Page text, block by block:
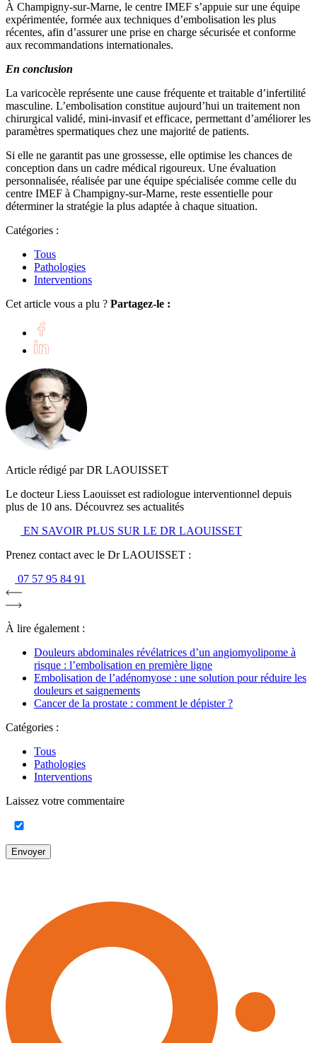
À Champigny-sur-Marne, le centre IMEF s’appuie sur une équipe
expérimentée, formée aux techniques d’embolisation les plus
récentes, afin d’assurer une prise en charge sécurisée et conforme
aux recommandations internationales.
En conclusion
La varicocèle représente une cause fréquente et traitable d’infertilité
masculine. L’embolisation constitue aujourd’hui un traitement non
chirurgical validé, mini-invasif et efficace, permettant d’améliorer les
paramètres spermatiques chez une majorité de patients.
Si elle ne garantit pas une grossesse, elle optimise les chances de
conception dans un cadre médical rigoureux. Une évaluation
personnalisée, réalisée par une équipe spécialisée comme celle du
centre IMEF à Champigny-sur-Marne, reste essentielle pour
déterminer la stratégie la plus adaptée à chaque situation.
Catégories :
Tous
Pathologies
Interventions
Cet article vous a plu ? Partagez-le :
Article rédigé par DR LAOUISSET
Le docteur Liess Laouisset est radiologue interventionnel depuis
plus de 10 ans. Découvrez ses actualités
EN SAVOIR PLUS SUR LE DR LAOUISSET
Prenez contact avec le Dr LAOUISSET :
07 57 95 84 91
À lire également :
Douleurs abdominales révélatrices d’un angiomyolipome à
risque : l’embolisation en première ligne
Embolisation de l’adénomyose : une solution pour réduire les
douleurs et saignements
Cancer de la prostate : comment le dépister ?
Catégories :
Tous
Pathologies
Interventions
Laissez votre commentaire
Envoyer